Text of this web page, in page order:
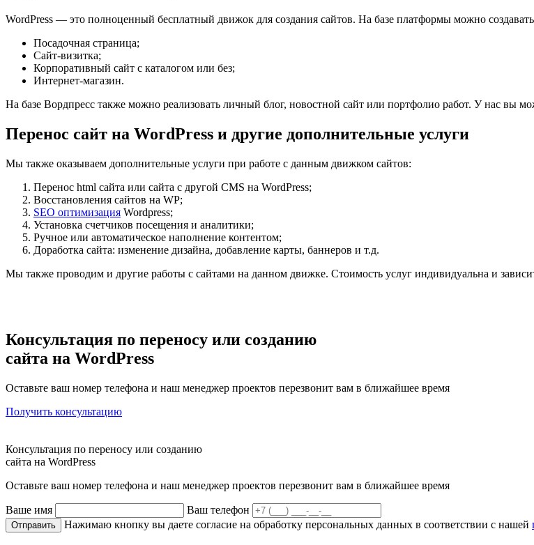
WordPress — это полноценный бесплатный движок для создания сайтов. На базе платформы можно
Посадочная страница;
Сайт-визитка;
Корпоративный сайт с каталогом или без;
Интернет-магазин.
На базе Вордпресс также можно реализовать личный блог, новостной сайт или портфолио работ. У нас вы
Перенос сайт на WordPress и другие дополнительные услуги
Мы также оказываем дополнительные услуги при работе с данным движком сайтов:
Перенос html сайта или сайта с другой CMS на WordPress;
Восстановления сайтов на WP;
SEO оптимизация Wordpress;
Установка счетчиков посещения и аналитики;
Ручное или автоматическое наполнение контентом;
Доработка сайта: изменение дизайна, добавление карты, баннеров и т.д.
Мы также проводим и другие работы с сайтами на данном движке. Стоимость услуг индивидуальна и
Консультация по переносу или созданию
сайта на WordPress
Оставьте ваш номер телефона и наш менеджер проектов перезвонит вам в ближайшее время
Получить консультацию
Консультация по переносу или созданию
сайта на WordPress
Оставьте ваш номер телефона и наш менеджер проектов перезвонит вам в ближайшее время
Ваше имя
Ваш телефон
Нажимаю кнопку вы даете согласие на обработку персональных данных в соответствии с нашей